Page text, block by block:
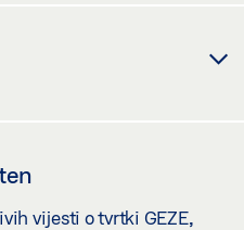
vijesti o tvrtki GEZE,